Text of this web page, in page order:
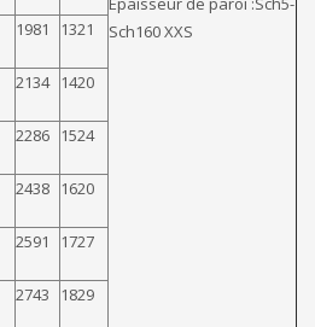
Sch160 XXS
1981 1321
2134 1420
2286 1524
2438 1620
2591 1727
2743 1829